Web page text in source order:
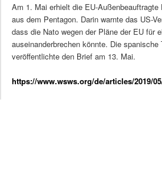
Am 1. Mai erhielt die EU-
aus dem Pentagon. Darin warnte das US-
dass die Nato wegen der Pläne der EU für
auseinanderbrechen könnte. Die
veröffentlichte den Brief am 13. Mai.
https://www.wsws.org/de/articles/2019/